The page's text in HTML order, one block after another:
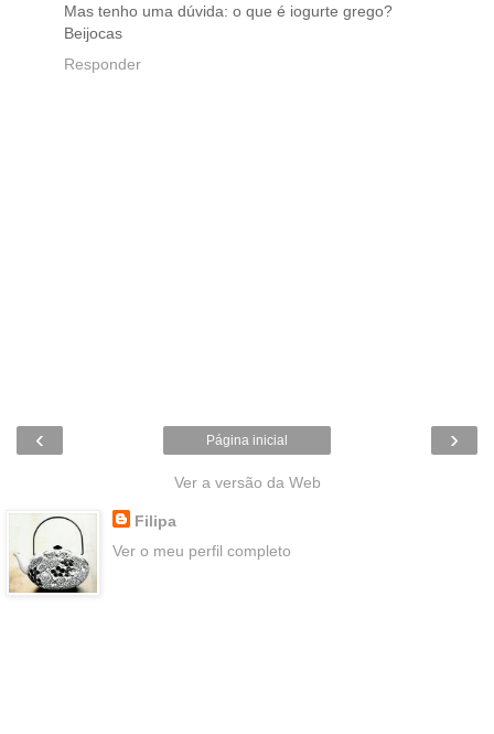
Mas tenho uma dúvida: o que é iogurte grego?
Beijocas
Responder
‹ ›
Página inicial
Ver a versão da Web
Filipa
Ver o meu perfil completo